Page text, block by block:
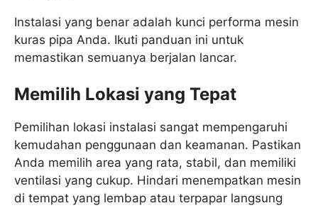
Instalasi yang benar adalah kunci performa mesin
kuras pipa Anda. Ikuti panduan ini untuk
memastikan semuanya berjalan lancar.
Memilih Lokasi yang Tepat
Pemilihan lokasi instalasi sangat mempengaruhi
kemudahan penggunaan dan keamanan. Pastikan
Anda memilih area yang rata, stabil, dan memiliki
ventilasi yang cukup. Hindari menempatkan mesin
di tempat yang lembap atau terpapar langsung